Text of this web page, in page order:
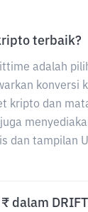
terbaik?
adalah
konversi
kripto dan
dan tampilan
dalam